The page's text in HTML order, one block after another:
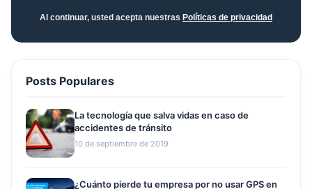
Al continuar, usted acepta nuestras Políticas de privacidad
Posts Populares
La tecnología que salva vidas en caso de
accidentes de tránsito
10 de septiembre de 2019
¿Cuánto pierde tu empresa por no usar GPS en